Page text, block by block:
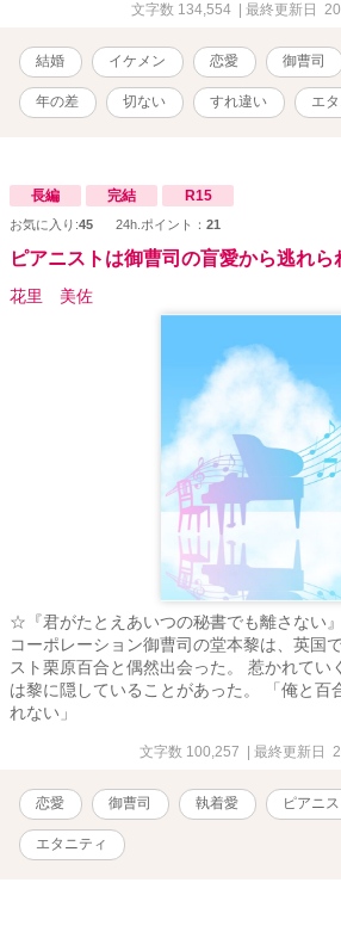
文字数 134,554 | 最終更新日
結婚 イケメン 恋愛 御曹司
年の差 切ない すれ違い エ
長編 完結 R15
お気に入り:45 24h.ポイント： 21
ピアニストは御曹司の盲愛から逃れら
花里 美佐
☆『君がたとえあいつの秘書でも離さない
コーポレーション御曹司の堂本黎は、英国
スト栗原百合と偶然出会った。 惹かれてい
は黎に隠していることがあった。 「俺と百
れない」
文字数 100,257 | 最終更新日
恋愛 御曹司 執着愛 ピアニス
エタニティ